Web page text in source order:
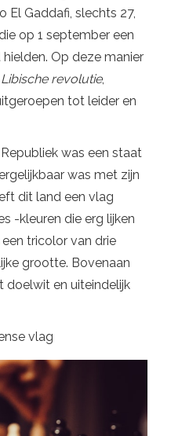
El Gaddafi, slechts 27,
op 1 september een
Op deze manier
Libische revolutie,
tot leider en
was een staat
was met zijn
dit land een vlag
-kleuren die erg lijken
tricolor van drie
grootte. Bovenaan
doelwit en uiteindelijk
vlag